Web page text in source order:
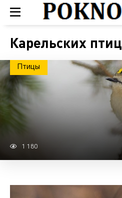
Карельских птиц
Птицы
1 180